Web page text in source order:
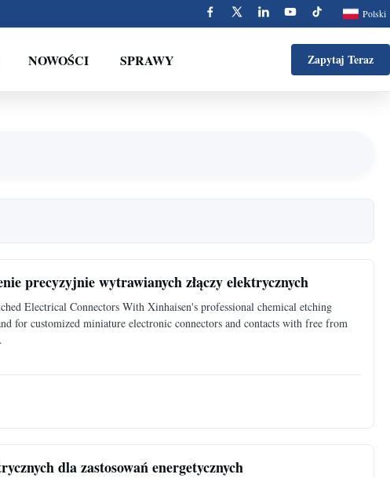
Polski
NOWOŚCI SPRAWY Zapytaj Teraz
precyzyjnie wytrawianych złączy elektrycznych
Electrical Connectors With Xinhaisen's professional chemical etching
for customized miniature electronic connectors and contacts with free from
dla zastosowań energetycznych